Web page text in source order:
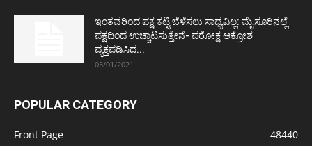
ಇಂತವರಿಂದ ಪಕ್ಷ ಕಟ್ಟಿ ಬೆಳೆಸಲು ಸಾಧ್ಯವಿಲ್ಲ: ಮೈಸೂರಿನಲ್ಲೆ
ಪಕ್ಷದಿಂದ ಉಚ್ಚಾಟಿಸುತ್ತೇನೆ- ಪರೋಕ್ಷ ಆಕ್ರೋಶ
ವ್ಯಕ್ತಪಡಿಸಿದ...
05/01/2021
POPULAR CATEGORY
Front Page
48440